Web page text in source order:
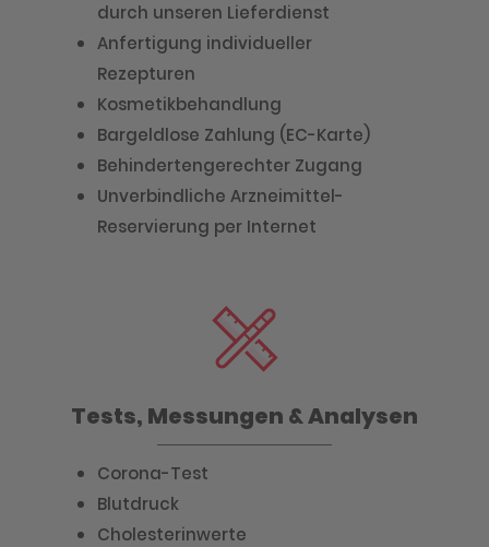
durch unseren Lieferdienst
Anfertigung individueller
Rezepturen
Kosmetikbehandlung
Bargeldlose Zahlung (EC-Karte)
Behindertengerechter Zugang
Unverbindliche Arzneimittel-
Reservierung per Internet
Tests, Messungen & Analysen
Corona-Test
Blutdruck
Cholesterinwerte